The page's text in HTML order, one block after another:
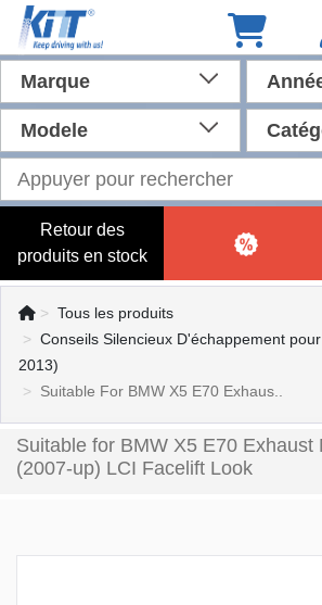
Marque
Modele
Retour des
produits en stock
Tous les produits
Conseils Silencieux D'échappement
2013)
Suitable For BMW X5 E70 Exhaus..
Suitable for BMW X5 E70 Exhaust
(2007-up) LCI Facelift Look